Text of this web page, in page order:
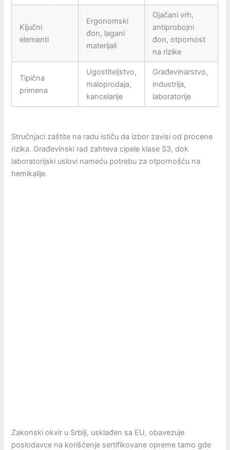
Ključni
elementi
Ergonomski
đon, lagani
materijali
Ojačani vrh,
antiprobojni
đon, otpornost
na rizike
Tipična
primena
Ugostiteljstvo,
maloprodaja,
kancelarije
Građevinarstvo,
industrija,
laboratorije
Stručnjaci zaštite na radu ističu da izbor zavisi od procene
rizika. Građevinski rad zahteva cipele klase S3, dok
laboratorijski uslovi nameću potrebu za otpornošću na
hemikalije.
Zakonski okvir u Srbiji, usklađen sa EU, obavezuje
poslodavce na korišćenje sertifikovane opreme tamo gde